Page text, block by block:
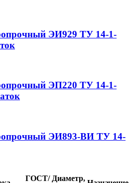
ЭИ929 ТУ 14-1-
ЭП220 ТУ 14-1-
ЭИ893-ВИ ТУ 14-
ГОСТ/ Диаметр,